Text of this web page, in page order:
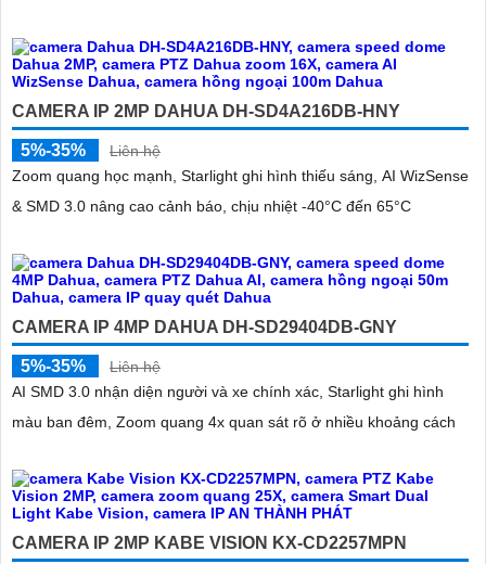
CAMERA IP 2MP DAHUA DH-SD4A216DB-HNY
5%-35%
Liên hệ
Zoom quang học mạnh, Starlight ghi hình thiếu sáng, AI WizSense
& SMD 3.0 nâng cao cảnh báo, chịu nhiệt -40°C đến 65°C
CAMERA IP 4MP DAHUA DH-SD29404DB-GNY
5%-35%
Liên hệ
AI SMD 3.0 nhận diện người và xe chính xác, Starlight ghi hình
màu ban đêm, Zoom quang 4x quan sát rõ ở nhiều khoảng cách
CAMERA IP 2MP KABE VISION KX-CD2257MPN